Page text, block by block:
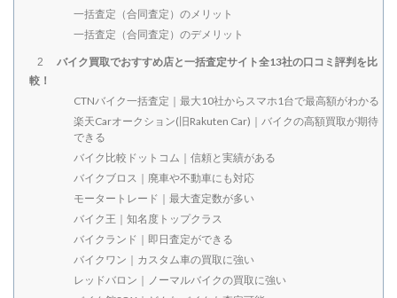
一括査定（合同査定）のメリット
一括査定（合同査定）のデメリット
2
バイク買取でおすすめ店と一括査定サイト全13社の口コミ評判を比
較！
CTNバイク一括査定｜最大10社からスマホ1台で最高額がわかる
楽天Carオークション(旧Rakuten Car)｜バイクの高額買取が期待
できる
バイク比較ドットコム｜信頼と実績がある
バイクブロス｜廃車や不動車にも対応
モータートレード｜最大査定数が多い
バイク王｜知名度トップクラス
バイクランド｜即日査定ができる
バイクワン｜カスタム車の買取に強い
レッドバロン｜ノーマルバイクの買取に強い